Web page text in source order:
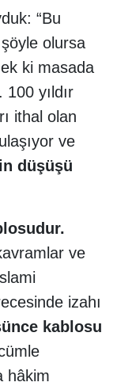
“Bu
olursa
ki masada
yıldır
ithal olan
ve
düşüşü
ve
izahı
kablosu
hâkim